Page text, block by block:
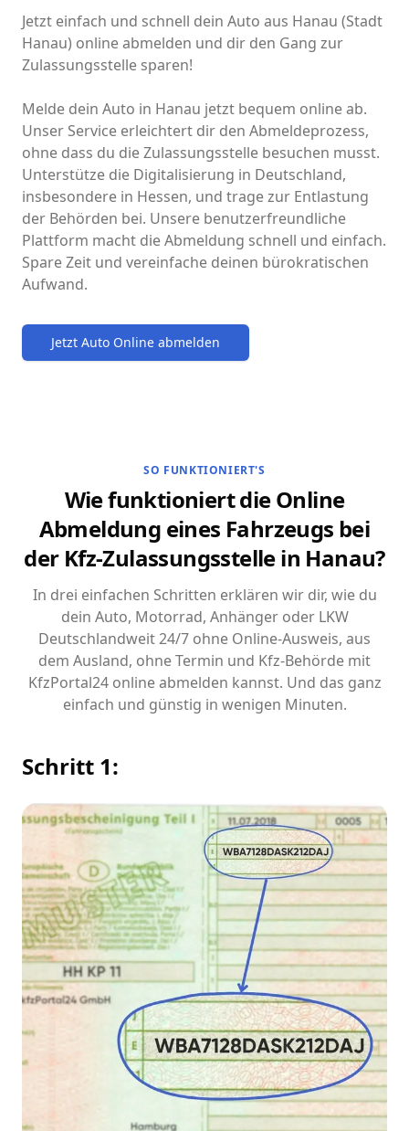
Jetzt einfach und schnell dein Auto aus Hanau (Stadt
Hanau) online abmelden und dir den Gang zur
Zulassungsstelle sparen!
Melde dein Auto in Hanau jetzt bequem online ab.
Unser Service erleichtert dir den Abmeldeprozess,
ohne dass du die Zulassungsstelle besuchen musst.
Unterstütze die Digitalisierung in Deutschland,
insbesondere in Hessen, und trage zur Entlastung
der Behörden bei. Unsere benutzerfreundliche
Plattform macht die Abmeldung schnell und einfach.
Spare Zeit und vereinfache deinen bürokratischen
Aufwand.
Jetzt Auto Online abmelden
SO FUNKTIONIERT'S
Wie funktioniert die Online
Abmeldung eines Fahrzeugs bei
der Kfz-Zulassungsstelle in Hanau?
In drei einfachen Schritten erklären wir dir, wie du
dein Auto, Motorrad, Anhänger oder LKW
Deutschlandweit 24/7 ohne Online-Ausweis, aus
dem Ausland, ohne Termin und Kfz-Behörde mit
KfzPortal24 online abmelden kannst. Und das ganz
einfach und günstig in wenigen Minuten.
Schritt 1: